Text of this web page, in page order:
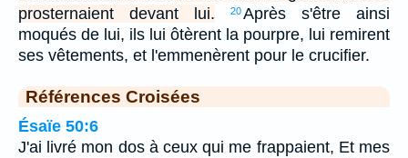
prosternaient devant lui.
20 Après s'être ainsi
moqués de lui, ils lui ôtèrent la pourpre, lui remirent
ses vêtements, et l'emmenèrent pour le crucifier.
Références Croisées
Ésaïe 50:6
J'ai livré mon dos à ceux qui me frappaient, Et mes